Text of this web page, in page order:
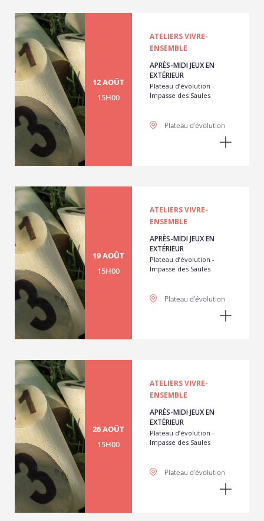
12 AOÛT
15H00
ATELIERS VIVRE-
ENSEMBLE
APRÈS-MIDI JEUX EN
EXTÉRIEUR
Plateau d’évolution -
Impasse des Saules
Plateau d’évolution
19 AOÛT
15H00
ATELIERS VIVRE-
ENSEMBLE
APRÈS-MIDI JEUX EN
EXTÉRIEUR
Plateau d’évolution -
Impasse des Saules
Plateau d’évolution
26 AOÛT
15H00
ATELIERS VIVRE-
ENSEMBLE
APRÈS-MIDI JEUX EN
EXTÉRIEUR
Plateau d’évolution -
Impasse des Saules
Plateau d’évolution